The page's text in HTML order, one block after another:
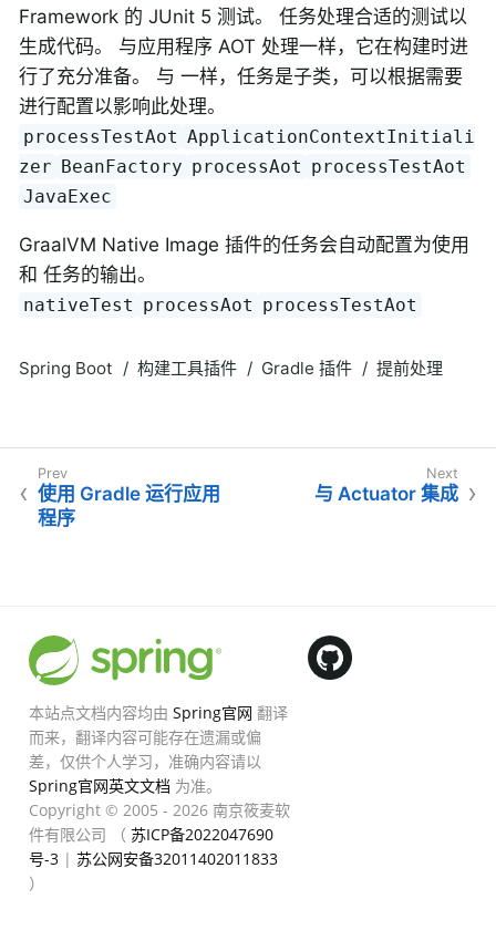
Framework 的 JUnit 5 测试。 任务处理合适的测试以
生成代码。 与应用程序 AOT 处理一样，它在构建时进
行了充分准备。 与 一样，任务是子类，可以根据需要
进行配置以影响此处理。
processTestAot ApplicationContextInitiali
zer BeanFactory processAot processTestAot
JavaExec
GraalVM Native Image 插件的任务会自动配置为使用
和 任务的输出。
nativeTest processAot processTestAot
Spring Boot 构建工具插件 Gradle 插件 提前处理
使用 Gradle 运行应用
程序
与 Actuator 集成
本站点文档内容均由 Spring官网 翻译
而来，翻译内容可能存在遗漏或偏
差，仅供个人学习，准确内容请以
Spring官网英文文档 为准。
Copyright © 2005 - 2026 南京筱麦软
件有限公司 （ 苏ICP备2022047690
号-3| 苏公网安备32011402011833
）